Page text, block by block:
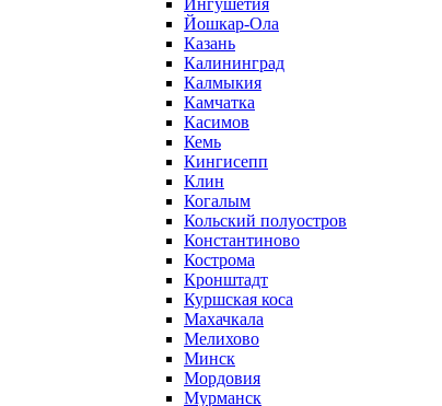
Ингушетия
Йошкар-Ола
Казань
Калининград
Калмыкия
Камчатка
Касимов
Кемь
Кингисепп
Клин
Когалым
Кольский полуостров
Константиново
Кострома
Кронштадт
Куршская коса
Махачкала
Мелихово
Минск
Мордовия
Мурманск